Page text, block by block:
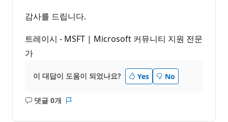
감사를 드립니다.
트레이시 - MSFT | Microsoft 커뮤니티 지원 전문
가
이 대답이 도움이 되었나요? Yes No
댓글 0개
설